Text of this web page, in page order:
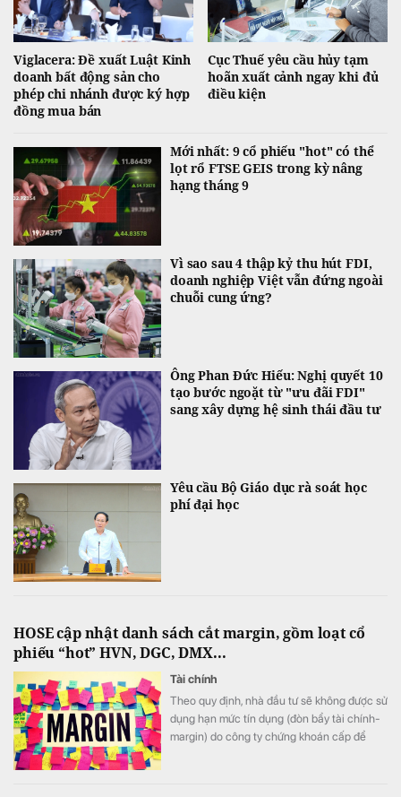
Viglacera: Đề xuất Luật Kinh
doanh bất động sản cho
phép chi nhánh được ký hợp
đồng mua bán
Cục Thuế yêu cầu hủy tạm
hoãn xuất cảnh ngay khi đủ
điều kiện
Mới nhất: 9 cổ phiếu "hot" có thể
lọt rổ FTSE GEIS trong kỳ nâng
hạng tháng 9
Vì sao sau 4 thập kỷ thu hút FDI,
doanh nghiệp Việt vẫn đứng ngoài
chuỗi cung ứng?
Ông Phan Đức Hiếu: Nghị quyết 10
tạo bước ngoặt từ "ưu đãi FDI"
sang xây dựng hệ sinh thái đầu tư
Yêu cầu Bộ Giáo dục rà soát học
phí đại học
HOSE cập nhật danh sách cắt margin, gồm loạt cổ
phiếu “hot” HVN, DGC, DMX...
Tài chính
Theo quy định, nhà đầu tư sẽ không được sử
dụng hạn mức tín dụng (đòn bẩy tài chính-
margin) do công ty chứng khoán cấp để